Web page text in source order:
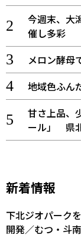
今週末、大
催し多彩
メロン酵母
地域色ふん
甘さ上品、
ール」 県
新着情報
下北ジオパーク
開発／むつ・斗